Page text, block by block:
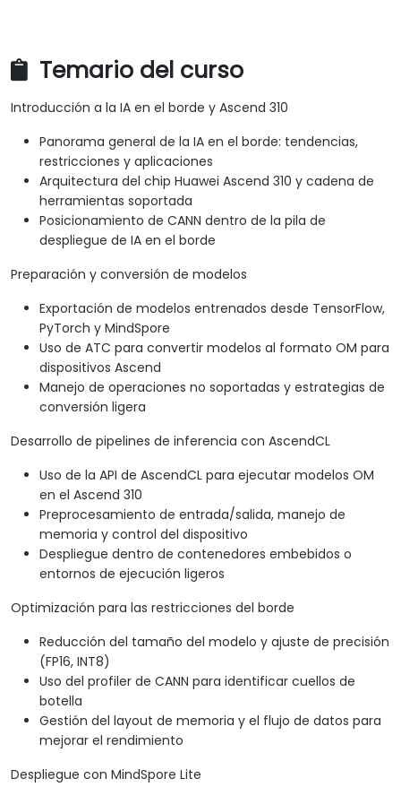
Temario del curso
Introducción a la IA en el borde y Ascend 310
Panorama general de la IA en el borde: tendencias,
restricciones y aplicaciones
Arquitectura del chip Huawei Ascend 310 y cadena de
herramientas soportada
Posicionamiento de CANN dentro de la pila de
despliegue de IA en el borde
Preparación y conversión de modelos
Exportación de modelos entrenados desde TensorFlow,
PyTorch y MindSpore
Uso de ATC para convertir modelos al formato OM para
dispositivos Ascend
Manejo de operaciones no soportadas y estrategias de
conversión ligera
Desarrollo de pipelines de inferencia con AscendCL
Uso de la API de AscendCL para ejecutar modelos OM
en el Ascend 310
Preprocesamiento de entrada/salida, manejo de
memoria y control del dispositivo
Despliegue dentro de contenedores embebidos o
entornos de ejecución ligeros
Optimización para las restricciones del borde
Reducción del tamaño del modelo y ajuste de precisión
(FP16, INT8)
Uso del profiler de CANN para identificar cuellos de
botella
Gestión del layout de memoria y el flujo de datos para
mejorar el rendimiento
Despliegue con MindSpore Lite